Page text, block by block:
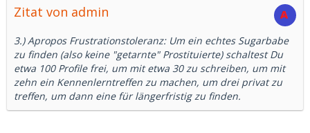
Zitat von admin
3.) Apropos Frustrationstoleranz: Um ein echtes Sugarbabe
zu finden (also keine "getarnte" Prostituierte) schaltest Du
etwa 100 Profile frei, um mit etwa 30 zu schreiben, um mit
zehn ein Kennenlerntreffen zu machen, um drei privat zu
treffen, um dann eine für längerfristig zu finden.